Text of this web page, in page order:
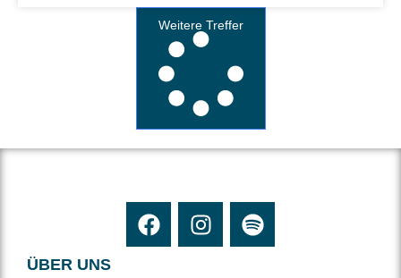
Weitere Treffer
ÜBER UNS